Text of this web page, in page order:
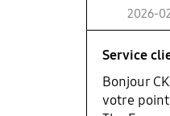
2026-
Service
Bonjour
votre